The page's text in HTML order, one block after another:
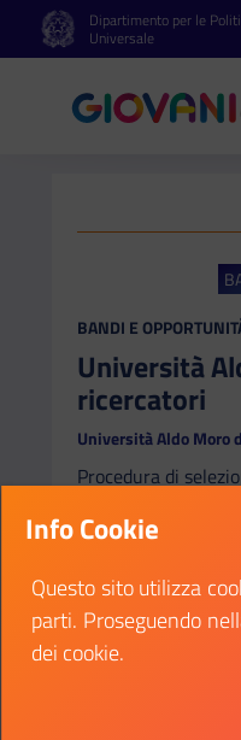
Vai al contenuto
Vai al footerDipartimento per le
Universale
CATEGORIA:
BANDI E
Università
ricercatori
Università Aldo Moro
Procedura di
Dipartimenti (GU
Data fine:
Il link ti porterà
Vai al bando
Info Cookie
Questo sito utilizza
parti. Proseguendo
dei cookie.